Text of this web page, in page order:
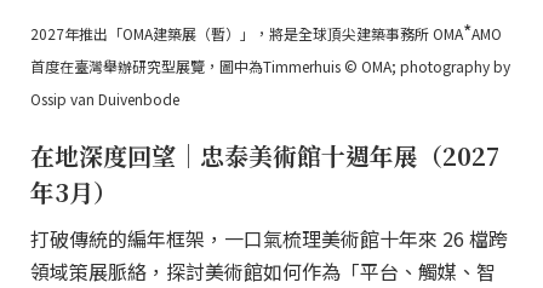
2027年推出「OMA建築展（暫）」，將是全球頂尖建築事務所 OMA*AMO
首度在臺灣舉辦研究型展覽，圖中為Timmerhuis © OMA; photography by
Ossip van Duivenbode
在地深度回望｜忠泰美術館十週年展（2027
年3月）
打破傳統的編年框架，一口氣梳理美術館十年來 26 檔跨
領域策展脈絡，探討美術館如何作為「平台、觸媒、智